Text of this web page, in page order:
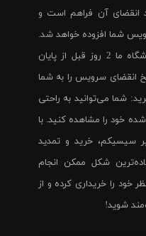
انقضای آن فراهم است و
شما افزوده خواهد شد.
یادآوری تاریخ انقضا: سیستم فروشگاه ما 2 روز قبل از پایان
انقضای سرویس را به شما
شما می‌توانید به راحتی
خود را مشاهده کنید. با
سیسیکم، خرید و تمدید
شکل ممکن انجام
را خریداری کرده و از
شوید!